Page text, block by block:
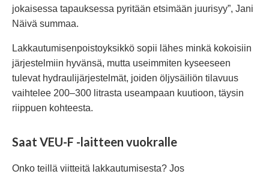
jokaisessa tapauksessa pyritään etsimään juurisyy”, Jani
Näivä summaa.
Lakkautumisenpoistoyksikkö sopii lähes minkä kokoisiin
järjestelmiin hyvänsä, mutta useimmiten kyseeseen
tulevat hydraulijärjestelmät, joiden öljysäiliön tilavuus
vaihtelee 200–300 litrasta useampaan kuutioon, täysin
riippuen kohteesta.
Saat VEU-F -laitteen vuokralle
Onko teillä viitteitä lakkautumisesta? Jos